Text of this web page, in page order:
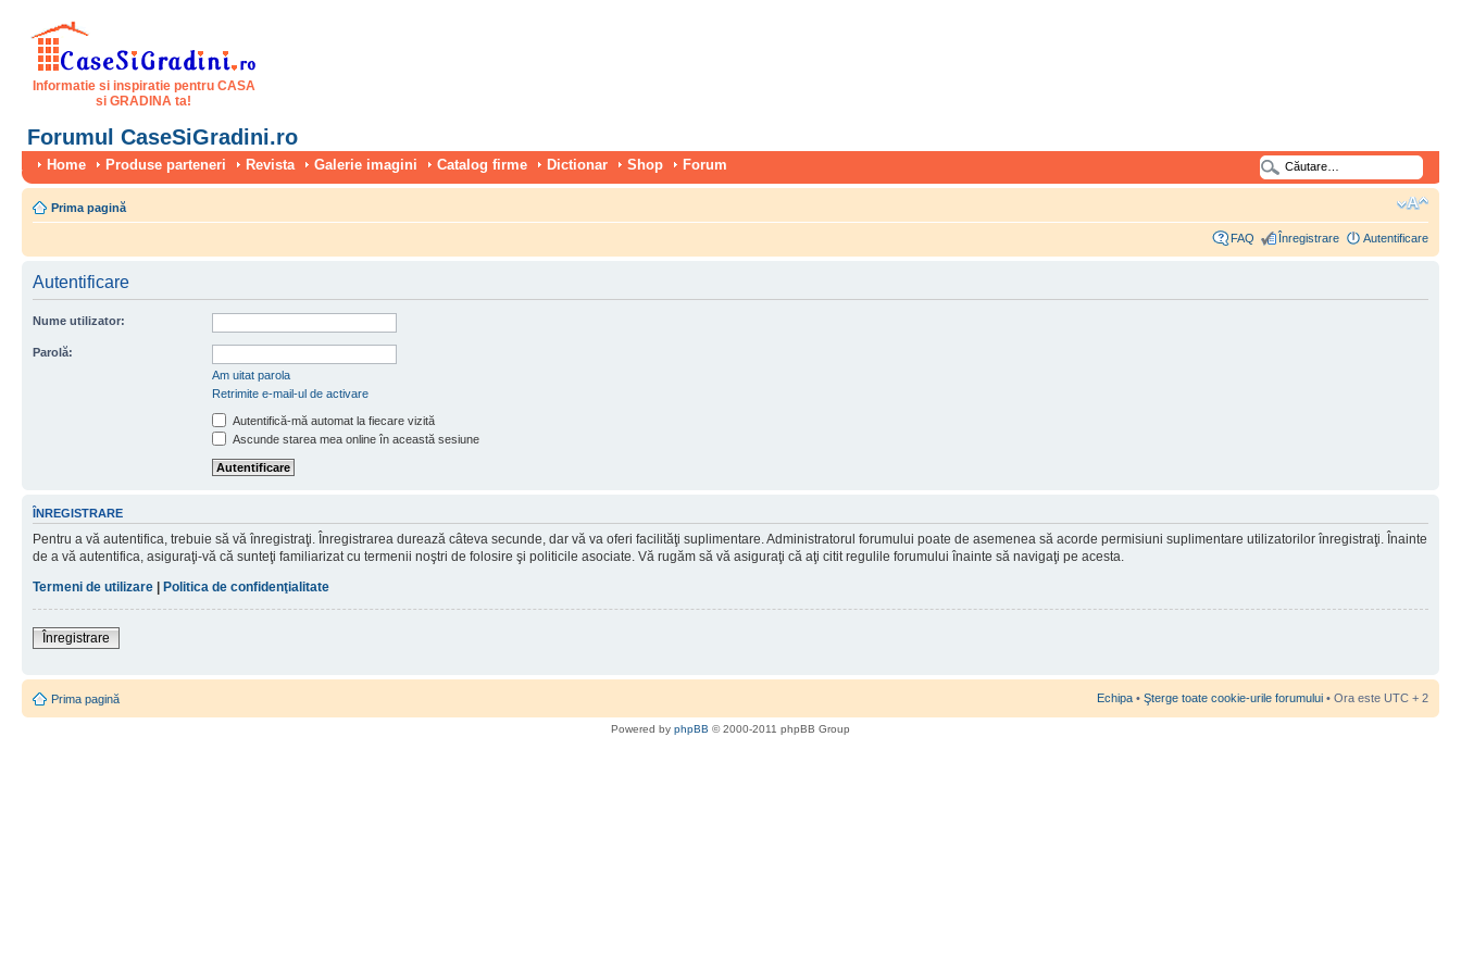
Informatie si inspiratie pentru CASA
si GRADINA ta!
Forumul CaseSiGradini.ro
Home Produse parteneri Revista Galerie imagini Catalog firme Dictionar Shop Forum
Prima pagină
FAQ Înregistrare Autentificare
Autentificare
Nume utilizator:
Parolă:
Am uitat parola
Retrimite e-mail-ul de activare
Autentifică-mă automat la fiecare vizită
Ascunde starea mea online în această sesiune
ÎNREGISTRARE
Pentru a vă autentifica, trebuie să vă înregistraţi. Înregistrarea durează câteva secunde, dar vă va oferi facilităţi suplimentare. Administratorul forumului poate de asemenea să acorde permisiuni suplimentare utilizatorilor înregistraţi. Înainte
de a vă autentifica, asiguraţi-vă că sunteţi familiarizat cu termenii noştri de folosire şi politicile asociate. Vă rugăm să vă asiguraţi că aţi citit regulile forumului înainte să navigaţi pe acesta.
Termeni de utilizare | Politica de confidenţialitate
Înregistrare
Prima pagină Echipa • Şterge toate cookie-urile forumului • Ora este UTC + 2
Powered by phpBB © 2000-2011 phpBB Group